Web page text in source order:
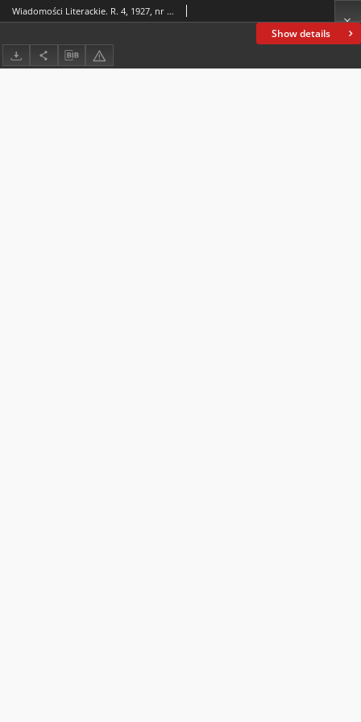
Show details
Wiadomości Literackie. R. 4, 1927, nr 13 (169), 27 III